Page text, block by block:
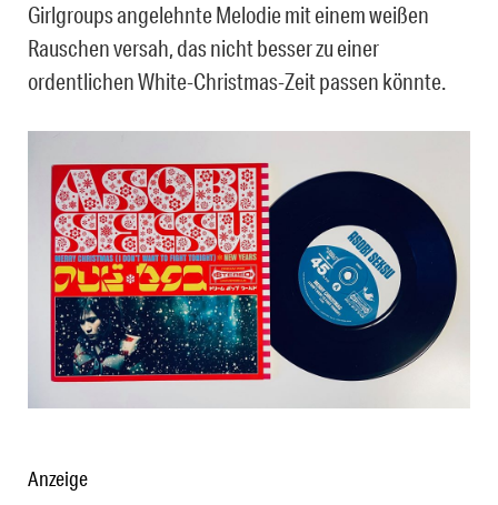
Girlgroups angelehnte Melodie mit einem weißen
Rauschen versah, das nicht besser zu einer
ordentlichen White-Christmas-Zeit passen könnte.
Anzeige